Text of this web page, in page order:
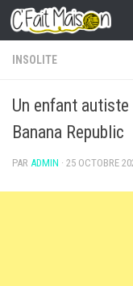
Skip to content
INSOLITE
Un enfant
Banana Republic
PAR ADMIN · 25 OCTOBRE